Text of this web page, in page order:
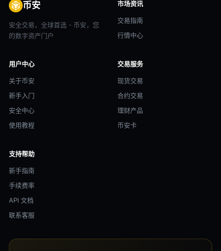
币安
安全交易，全球首选 - 币安，您
的数字资产门户
市场资讯
交易指南
行情中心
用户中心
关于币安
新手入门
安全中心
使用教程
交易服务
现货交易
合约交易
理财产品
币安卡
支持帮助
新手指南
手续费率
API 文档
联系客服